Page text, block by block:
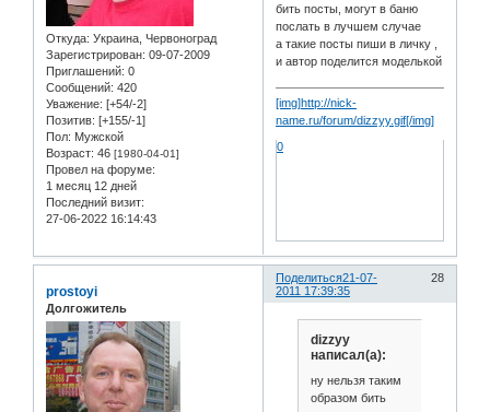
Откуда: Украина, Червоноград
Зарегистрирован: 09-07-2009
Приглашений: 0
Сообщений: 420
Уважение: [+54/-2]
Позитив: [+155/-1]
Пол: Мужской
Возраст: 46 [1980-04-01]
Провел на форуме:
1 месяц 12 дней
Последний визит:
27-06-2022 16:14:43
бить посты, могут в баню
послать в лучшем случае
а такие посты пиши в личку ,
и автор поделится моделькой
[img]http://nick-
name.ru/forum/dizzyy.gif[/img]
0
Поделиться 28
21-07-
2011 17:39:35
prostoyi
Долгожитель
dizzyy
написал(а):
ну нельзя таким
образом бить